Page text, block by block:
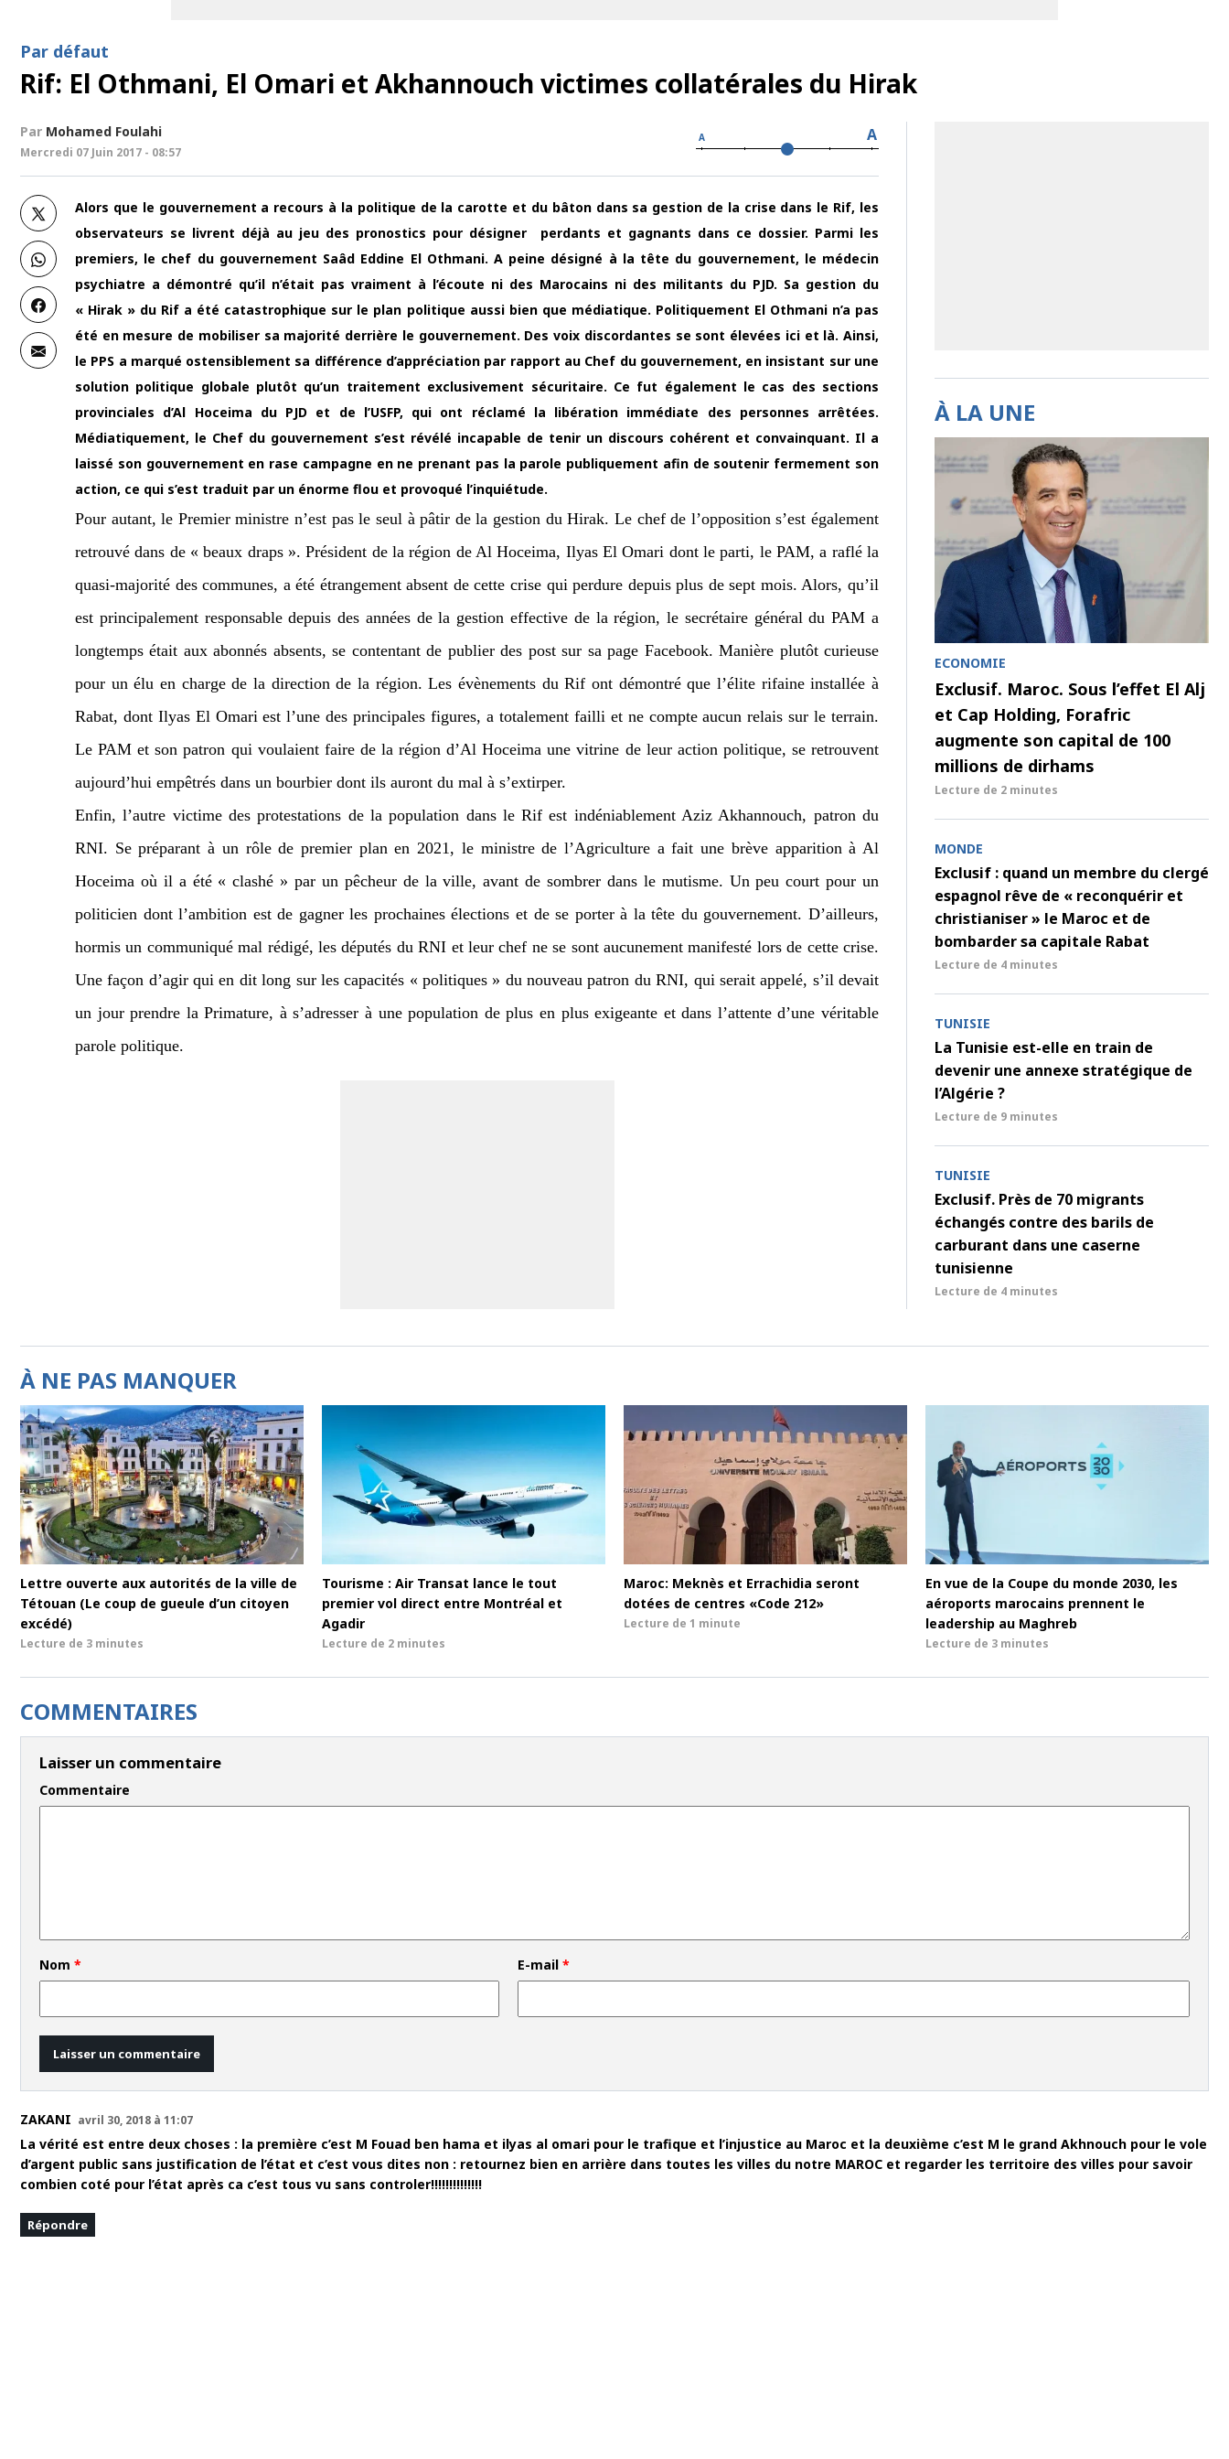
Par défaut
Rif: El Othmani, El Omari et Akhannouch victimes collatérales du Hirak
Par Mohamed Foulahi
Mercredi 07 Juin 2017 - 08:57
A A
Alors que le gouvernement a recours à la politique de la carotte et du bâton dans sa gestion de la crise dans le Rif, les
observateurs se livrent déjà au jeu des pronostics pour désigner perdants et gagnants dans ce dossier. Parmi les
premiers, le chef du gouvernement Saâd Eddine El Othmani. A peine désigné à la tête du gouvernement, le médecin
psychiatre a démontré qu’il n’était pas vraiment à l’écoute ni des Marocains ni des militants du PJD. Sa gestion du
« Hirak » du Rif a été catastrophique sur le plan politique aussi bien que médiatique. Politiquement El Othmani n’a pas
été en mesure de mobiliser sa majorité derrière le gouvernement. Des voix discordantes se sont élevées ici et là. Ainsi,
le PPS a marqué ostensiblement sa différence d’appréciation par rapport au Chef du gouvernement, en insistant sur une
solution politique globale plutôt qu’un traitement exclusivement sécuritaire. Ce fut également le cas des sections
provinciales d’Al Hoceima du PJD et de l’USFP, qui ont réclamé la libération immédiate des personnes arrêtées.
Médiatiquement, le Chef du gouvernement s’est révélé incapable de tenir un discours cohérent et convainquant. Il a
laissé son gouvernement en rase campagne en ne prenant pas la parole publiquement afin de soutenir fermement son
action, ce qui s’est traduit par un énorme flou et provoqué l’inquiétude.
Pour autant, le Premier ministre n’est pas le seul à pâtir de la gestion du Hirak. Le chef de l’opposition s’est également
retrouvé dans de « beaux draps ». Président de la région de Al Hoceima, Ilyas El Omari dont le parti, le PAM, a raflé la
quasi-majorité des communes, a été étrangement absent de cette crise qui perdure depuis plus de sept mois. Alors, qu’il
est principalement responsable depuis des années de la gestion effective de la région, le secrétaire général du PAM a
longtemps était aux abonnés absents, se contentant de publier des post sur sa page Facebook. Manière plutôt curieuse
pour un élu en charge de la direction de la région. Les évènements du Rif ont démontré que l’élite rifaine installée à
Rabat, dont Ilyas El Omari est l’une des principales figures, a totalement failli et ne compte aucun relais sur le terrain.
Le PAM et son patron qui voulaient faire de la région d’Al Hoceima une vitrine de leur action politique, se retrouvent
aujourd’hui empêtrés dans un bourbier dont ils auront du mal à s’extirper.
Enfin, l’autre victime des protestations de la population dans le Rif est indéniablement Aziz Akhannouch, patron du
RNI. Se préparant à un rôle de premier plan en 2021, le ministre de l’Agriculture a fait une brève apparition à Al
Hoceima où il a été « clashé » par un pêcheur de la ville, avant de sombrer dans le mutisme. Un peu court pour un
politicien dont l’ambition est de gagner les prochaines élections et de se porter à la tête du gouvernement. D’ailleurs,
hormis un communiqué mal rédigé, les députés du RNI et leur chef ne se sont aucunement manifesté lors de cette crise.
Une façon d’agir qui en dit long sur les capacités « politiques » du nouveau patron du RNI, qui serait appelé, s’il devait
un jour prendre la Primature, à s’adresser à une population de plus en plus exigeante et dans l’attente d’une véritable
parole politique.
À LA UNE
ECONOMIE
Exclusif. Maroc. Sous l’effet El Alj
et Cap Holding, Forafric
augmente son capital de 100
millions de dirhams
Lecture de 2 minutes
MONDE
Exclusif : quand un membre du clergé
espagnol rêve de « reconquérir et
christianiser » le Maroc et de
bombarder sa capitale Rabat
Lecture de 4 minutes
TUNISIE
La Tunisie est-elle en train de
devenir une annexe stratégique de
l’Algérie ?
Lecture de 9 minutes
TUNISIE
Exclusif. Près de 70 migrants
échangés contre des barils de
carburant dans une caserne
tunisienne
Lecture de 4 minutes
À NE PAS MANQUER
Lettre ouverte aux autorités de la ville de
Tétouan (Le coup de gueule d’un citoyen
excédé)
Lecture de 3 minutes
Tourisme : Air Transat lance le tout
premier vol direct entre Montréal et
Agadir
Lecture de 2 minutes
Maroc: Meknès et Errachidia seront
dotées de centres «Code 212»
Lecture de 1 minute
En vue de la Coupe du monde 2030, les
aéroports marocains prennent le
leadership au Maghreb
Lecture de 3 minutes
COMMENTAIRES
Laisser un commentaire
Commentaire
Nom * E-mail*
ZAKANI avril 30, 2018 à 11:07
La vérité est entre deux choses : la première c’est M Fouad ben hama et ilyas al omari pour le trafique et l’injustice au Maroc et la deuxième c’est M le grand Akhnouch pour le vole
d’argent public sans justification de l’état et c’est vous dites non : retournez bien en arrière dans toutes les villes du notre MAROC et regarder les territoire des villes pour savoir
combien coté pour l’état après ca c’est tous vu sans controler!!!!!!!!!!!!!!
Répondre